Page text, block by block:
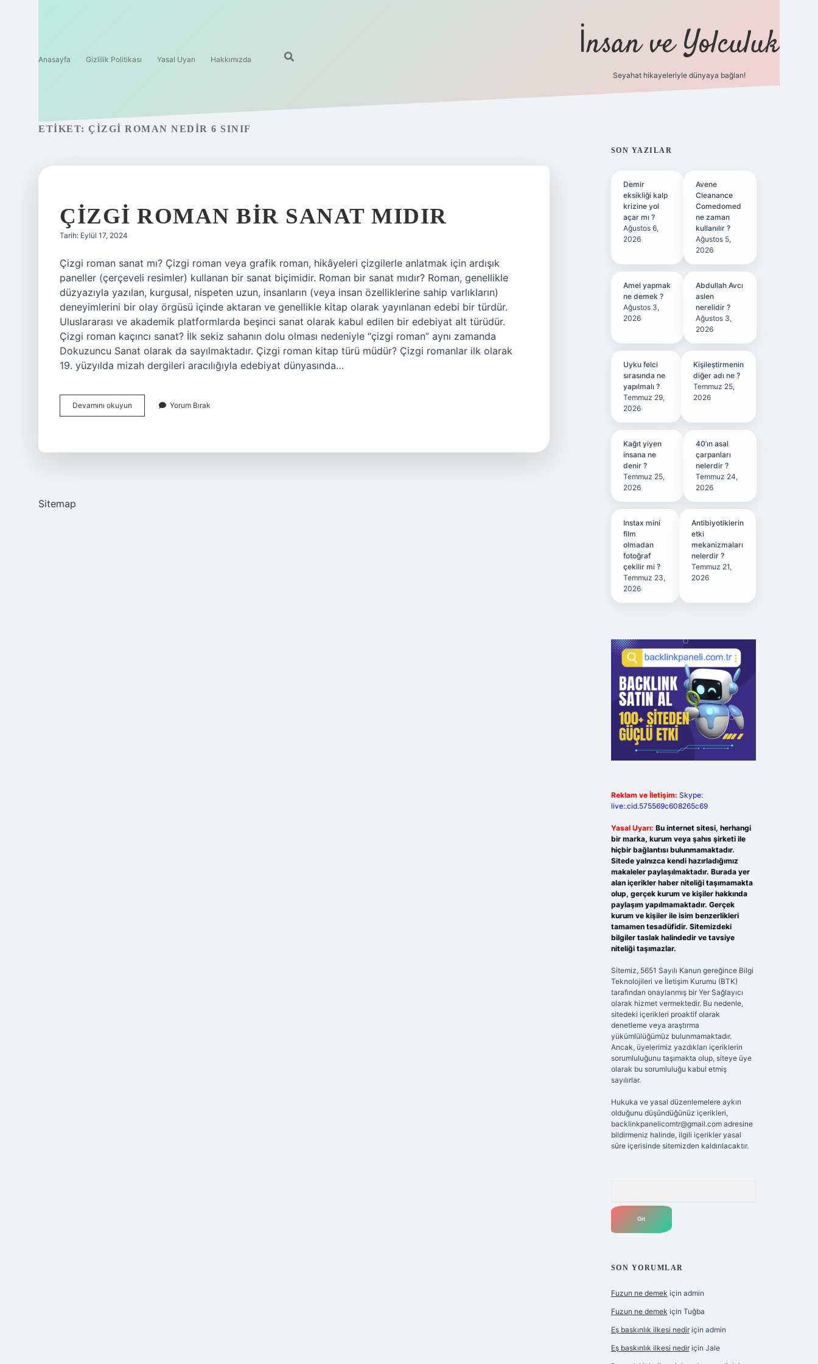
Anasayfa Gizlilik Politikası Yasal Uyarı Hakkımızda İnsan ve Yolculuk
Seyahat hikayeleriyle dünyaya bağlan!
ETIKET: ÇIZGI ROMAN NEDIR 6 SINIF
ÇIZGI ROMAN BIR SANAT MIDIR
Tarih: Eylül 17, 2024
Çizgi roman sanat mı? Çizgi roman veya grafik roman, hikâyeleri çizgilerle anlatmak için ardışık
paneller (çerçeveli resimler) kullanan bir sanat biçimidir. Roman bir sanat mıdır? Roman, genellikle
düzyazıyla yazılan, kurgusal, nispeten uzun, insanların (veya insan özelliklerine sahip varlıkların)
deneyimlerini bir olay örgüsü içinde aktaran ve genellikle kitap olarak yayınlanan edebi bir türdür.
Uluslararası ve akademik platformlarda beşinci sanat olarak kabul edilen bir edebiyat alt türüdür.
Çizgi roman kaçıncı sanat? İlk sekiz sahanın dolu olması nedeniyle “çizgi roman” aynı zamanda
Dokuzuncu Sanat olarak da sayılmaktadır. Çizgi roman kitap türü müdür? Çizgi romanlar ilk olarak
19. yüzyılda mizah dergileri aracılığıyla edebiyat dünyasında…
Devamını okuyun
Roman
Yorum Bırak
Sitemap
SIDEBAR
SON YAZILAR
Demir
eksikliği kalp
krizine yol
açar mı ?
Ağustos 6,
2026
Avene
Cleanance
Comedomed
ne zaman
kullanılır ?
Ağustos 5,
2026
Amel yapmak
ne demek ?
Ağustos 3,
2026
Abdullah Avcı
aslen
nerelidir ?
Ağustos 3,
2026
Uyku felci
sırasında ne
yapılmalı ?
Temmuz 29,
2026
Kişileştirmenin
diğer adı ne ?
Temmuz 25,
2026
Kağıt yiyen
insana ne
denir ?
Temmuz 25,
2026
40’ın asal
çarpanları
nelerdir ?
Temmuz 24,
2026
Instax mini
film
olmadan
fotoğraf
çekilir mi ?
Temmuz 23,
2026
Antibiyotiklerin
etki
mekanizmaları
nelerdir ?
Temmuz 21,
2026
Reklam ve İletişim: Skype:
live:.cid.575569c608265c69
Yasal Uyarı: Bu internet sitesi, herhangi
bir marka, kurum veya şahıs şirketi ile
hiçbir bağlantısı bulunmamaktadır.
Sitede yalnızca kendi hazırladığımız
makaleler paylaşılmaktadır. Burada yer
alan içerikler haber niteliği taşımamakta
olup, gerçek kurum ve kişiler hakkında
paylaşım yapılmamaktadır. Gerçek
kurum ve kişiler ile isim benzerlikleri
tamamen tesadüfidir. Sitemizdeki
bilgiler taslak halindedir ve tavsiye
niteliği taşımazlar.
Sitemiz, 5651 Sayılı Kanun gereğince Bilgi
Teknolojileri ve İletişim Kurumu (BTK)
tarafından onaylanmış bir Yer Sağlayıcı
olarak hizmet vermektedir. Bu nedenle,
sitedeki içerikleri proaktif olarak
denetleme veya araştırma
yükümlülüğümüz bulunmamaktadır.
Ancak, üyelerimiz yazdıkları içeriklerin
sorumluluğunu taşımakta olup, siteye üye
olarak bu sorumluluğu kabul etmiş
sayılırlar.
Hukuka ve yasal düzenlemelere aykırı
olduğunu düşündüğünüz içerikleri,
backlinkpanelicomtr@gmail.comadresine
bildirmeniz halinde, ilgili içerikler yasal
süre içerisinde sitemizden kaldırılacaktır.
SON YORUMLAR
Fuzun ne demek için admin
Fuzun ne demek için Tuğba
Eş baskınlık ilkesi nediriçin admin
Eş baskınlık ilkesi nediriçin Jale